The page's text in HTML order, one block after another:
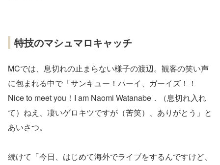
特技のマシュマロキャッチ
MCでは、息切れの止まらない様子の渡辺。観客の笑い声
に包まれる中で「サンキュー！ハーイ、ガーイズ！！
Nice to meet you！I am Naomi Watanabe．（息切れ入れ
て）ねえ、凄いゲロキツですが（苦笑）、ありがとう」と
あいさつ。
続けて「今日、はじめて海外でライブをするんですけど、